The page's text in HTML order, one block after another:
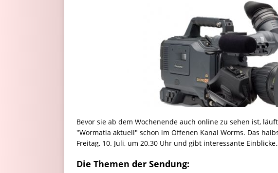
Bevor sie ab dem Wochenende auch online zu sehen ist,
"Wormatia aktuell" schon im Offenen Kanal Worms. Das
Freitag, 10. Juli, um 20.30 Uhr und gibt interessante
Die Themen der Sendung: